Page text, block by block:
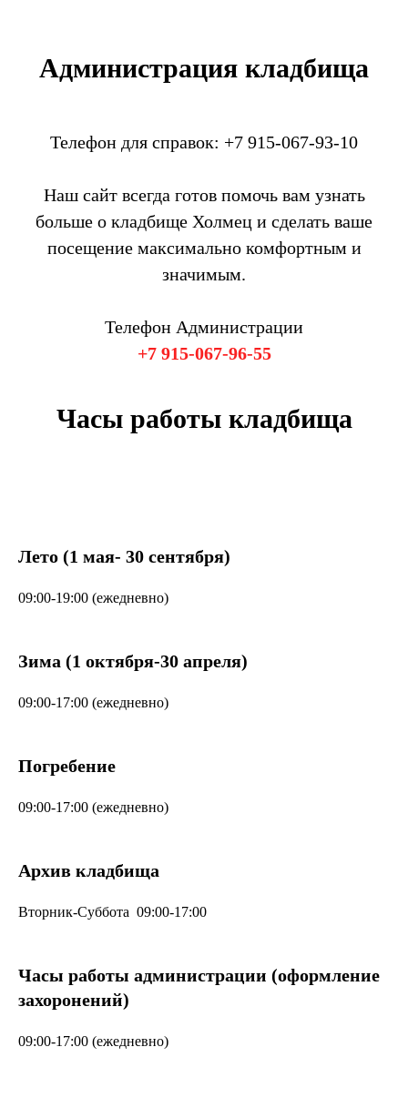
Администрация кладбища
Телефон для справок: +7 915-067-93-10
Наш сайт всегда готов помочь вам узнать
больше о кладбище Холмец и сделать ваше
посещение максимально комфортным и
значимым.
Телефон Администрации
+7 915-067-96-55
Часы работы кладбища
Лето (1 мая- 30 сентября)
09:00-19:00 (ежедневно)
Зима (1 октября-30 апреля)
09:00-17:00 (ежедневно)
Погребение
09:00-17:00 (ежедневно)
Архив кладбища
Вторник-Суббота 09:00-17:00
Часы работы администрации (оформление
захоронений)
09:00-17:00 (ежедневно)